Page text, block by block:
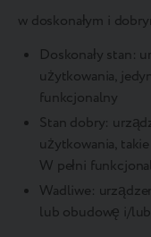
w doskonałym i
Doskonały stan:
użytkowania,
funkcjonalny
Stan dobry:
użytkowania,
W pełni
Wadliwe:
lub obudowę i/